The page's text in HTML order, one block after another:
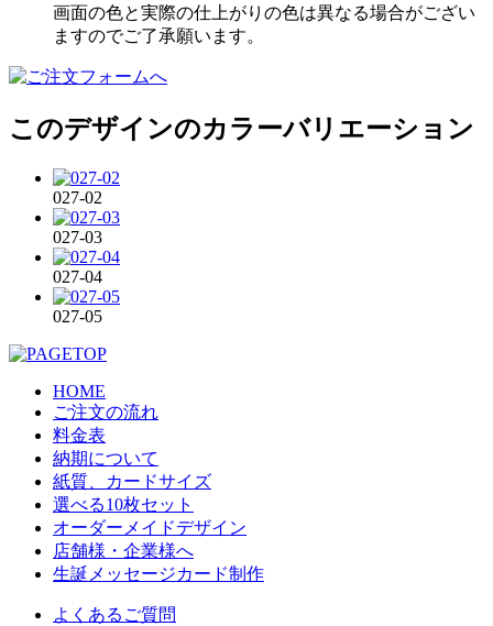
画面の色と実際の仕上がりの色は異なる場合がござい
ますのでご了承願います。
このデザインのカラーバリエーション
027-02
027-03
027-04
027-05
HOME
ご注文の流れ
料金表
納期について
紙質、カードサイズ
選べる10枚セット
オーダーメイドデザイン
店舗様・企業様へ
生誕メッセージカード制作
よくあるご質問